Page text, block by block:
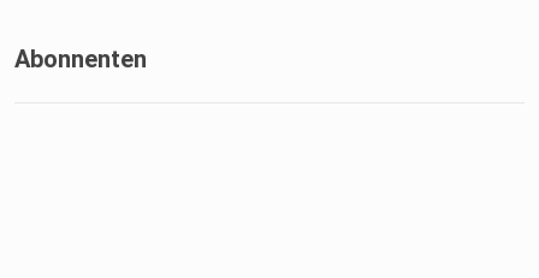
Abonnenten